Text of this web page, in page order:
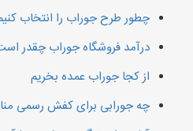
چطور طرح جوراب را انتخاب
درآمد فروشگاه جوراب چقدر
از کجا جوراب عمده بخریم
چه جورابی برای کفش رسمی